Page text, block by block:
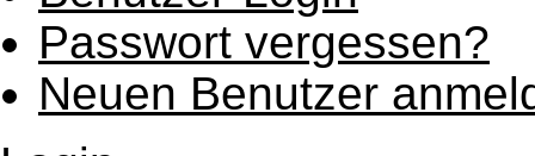
Passwort vergessen?
Neuen Benutzer